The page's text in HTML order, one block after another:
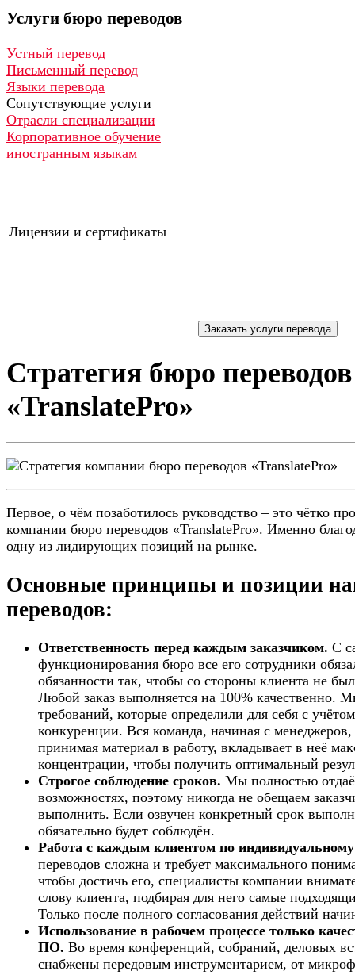
Услуги бюро переводов
Устный перевод
Письменный перевод
Языки перевода
Сопутствующие услуги
Отрасли специализации
Корпоративное обучение
иностранным языкам
Лицензии и сертификаты
Стратегия бюро переводов
«TranslatePro»
Первое, о чём позаботилось руководство – это чётко
компании бюро переводов «TranslatePro». Именно
одну из лидирующих позиций на рынке.
Основные принципы и позиции
переводов:
Ответственность перед каждым заказчиком. С
функционирования бюро все его сотрудники
обязанности так, чтобы со стороны клиента не
Любой заказ выполняется на 100% качественно.
требований, которые определили для себя с
конкуренции. Вся команда, начиная с менеджеров,
принимая материал в работу, вкладывает в неё
концентрации, чтобы получить оптимальный
Строгое соблюдение сроков. Мы полностью
возможностях, поэтому никогда не обещаем
выполнить. Если озвучен конкретный срок
обязательно будет соблюдён.
Работа с каждым клиентом по
переводов сложна и требует максимального
чтобы достичь его, специалисты компании
слову клиента, подбирая для него самые
Только после полного согласования действий
Использование в рабочем процессе только
ПО. Во время конференций, собраний, деловых
снабжены передовым инструментарием, от